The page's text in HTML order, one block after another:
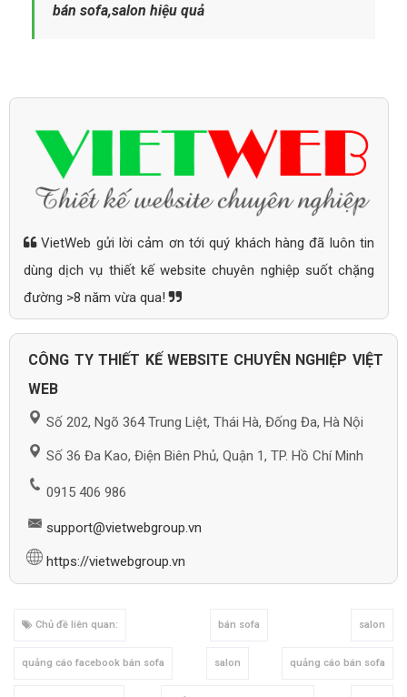
bán sofa,salon hiệu quả
VietWeb gửi lời cảm ơn tới quý khách hàng đã luôn tin
dùng dịch vụ thiết kế website chuyên nghiệp suốt chặng
đường >8 năm vừa qua!
CÔNG TY THIẾT KẾ WEBSITE CHUYÊN NGHIỆP VIỆT
WEB
Số 202, Ngõ 364 Trung Liệt, Thái Hà, Đống Đa, Hà Nội
Số 36 Đa Kao, Điện Biên Phủ, Quận 1, TP. Hồ Chí Minh
0915 406 986
support@vietwebgroup.vn
https://vietwebgroup.vn
Chủ đề liên quan: bán sofa salon
quảng cáo facebook bán sofa salon quảng cáo bán sofa